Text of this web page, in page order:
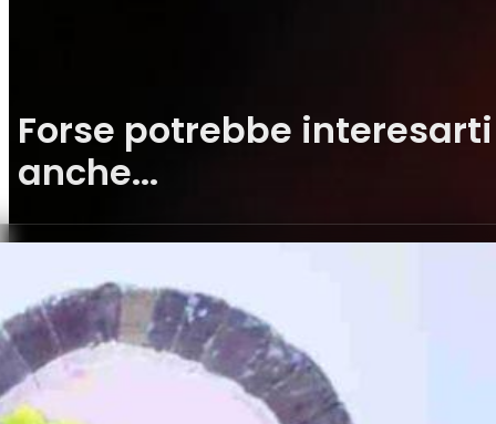
Forse potrebbe interesarti
anche...